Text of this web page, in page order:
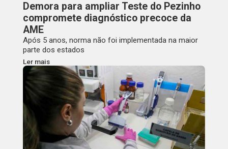
Demora para ampliar Teste do Pezinho
compromete diagnóstico precoce da
AME
Após 5 anos, norma não foi implementada na maior
parte dos estados
Ler mais